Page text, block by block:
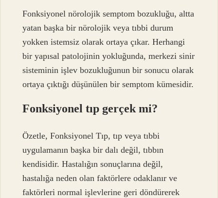
Fonksiyonel nörolojik semptom bozukluğu, altta
yatan başka bir nörolojik veya tıbbi durum
yokken istemsiz olarak ortaya çıkar. Herhangi
bir yapısal patolojinin yokluğunda, merkezi sinir
sisteminin işlev bozukluğunun bir sonucu olarak
ortaya çıktığı düşünülen bir semptom kümesidir.
Fonksiyonel tıp gerçek mi?
Özetle, Fonksiyonel Tıp, tıp veya tıbbi
uygulamanın başka bir dalı değil, tıbbın
kendisidir. Hastalığın sonuçlarına değil,
hastalığa neden olan faktörlere odaklanır ve
faktörleri normal işlevlerine geri döndürerek